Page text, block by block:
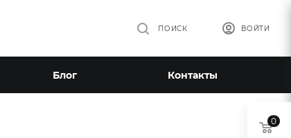
ВОЙТИ
ПОИСК
Блог Контакты
0